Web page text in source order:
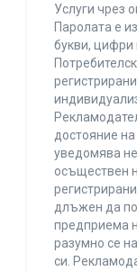
Услуги чрез
Паролата е
букви, цифри
достояние
уведомява
осъществен
длъжен да
предприема
разумно се
си.